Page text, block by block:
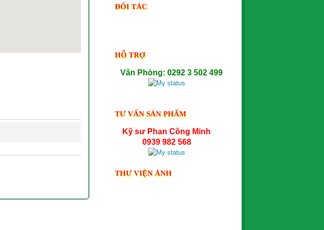
ĐỐI TÁC
HỖ TRỢ
Văn Phòng: 0292 3 502 499
TƯ VẤN SẢN PHẨM
Kỹ sư Phan Công Minh
0939 982 568
THƯ VIỆN ẢNH